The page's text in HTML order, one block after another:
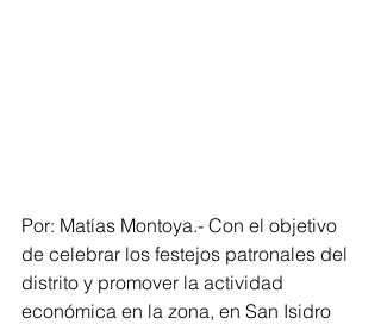
Por: Matías Montoya.- Con el objetivo
de celebrar los festejos patronales del
distrito y promover la actividad
económica en la zona, en San Isidro